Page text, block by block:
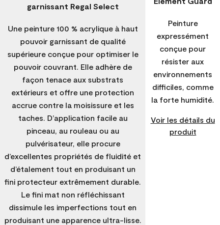
garnissant Regal Select
Une peinture 100 % acrylique à haut
pouvoir garnissant de qualité
supérieure conçue pour optimiser le
pouvoir couvrant. Elle adhère de
façon tenace aux substrats
extérieurs et offre une protection
accrue contre la moisissure et les
taches. D’application facile au
pinceau, au rouleau ou au
pulvérisateur, elle procure
d’excellentes propriétés de fluidité et
d’étalement tout en produisant un
fini protecteur extrêmement durable.
Le fini mat non réfléchissant
dissimule les imperfections tout en
produisant une apparence ultra-lisse.
Peinture
expressément
conçue pour
résister aux
environnements
difficiles, comme
la forte humidité.
Voir les détails du
produit